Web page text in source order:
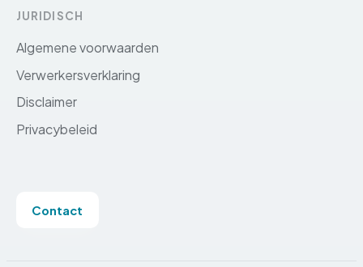
JURIDISCH
Algemene voorwaarden
Verwerkersverklaring
Disclaimer
Privacybeleid
Contact